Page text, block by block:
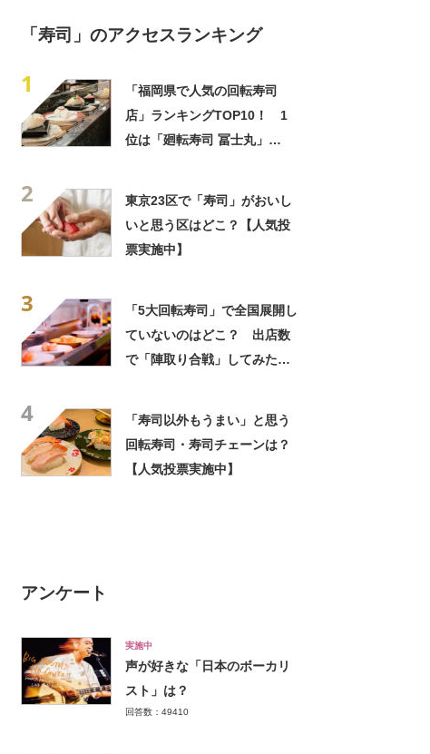
「寿司」のアクセスランキング
1
「福岡県で人気の回転寿司
店」ランキングTOP10！ 1
位は「廻転寿司 冨士丸」
2
東京23区で「寿司」がおいし
いと思う区はどこ？【人気投
票実施中】
3
「5大回転寿司」で全国展開し
ていないのはどこ？ 出店数
で「陣取り合戦」してみたら
4
「寿司以外もうまい」と思う
回転寿司・寿司チェーンは？
【人気投票実施中】
アンケート
実施中
声が好きな「日本のボーカリ
スト」は？
回答数：49410